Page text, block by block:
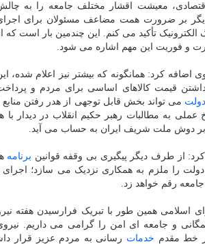
معیشت اقشار مختلف جامعه را به
بر ضرورت همت مضاعف مسئولان برای
تأکید می کنم. این چندمین بار است که
و فوریت این مهم اشاره می شود.
وی اضافه کرد: همانگونه که بیشتر نیز اعلام شده،
قیمت کالاهای اساسی برای مردم و
دولت می تواند بخش قابل توجهی از هدر رفتن
عملی به مطالبات رهبر حکیم انقلاب در
بر دوش ملت شریف ایران به حساب می آید.
کرد: از طرف دیگر پیگیری بی وقفه قوانین برنامه
را ملزم به همکاری نزدیک می سازد؛
جامعه رقم خواهد زد.
همین طور با تبریک فرارسیدن هفته
و جامعه ای امن را گرامی می داریم.
خط مقدم خدمات رسانی به مردم عزیز قرار